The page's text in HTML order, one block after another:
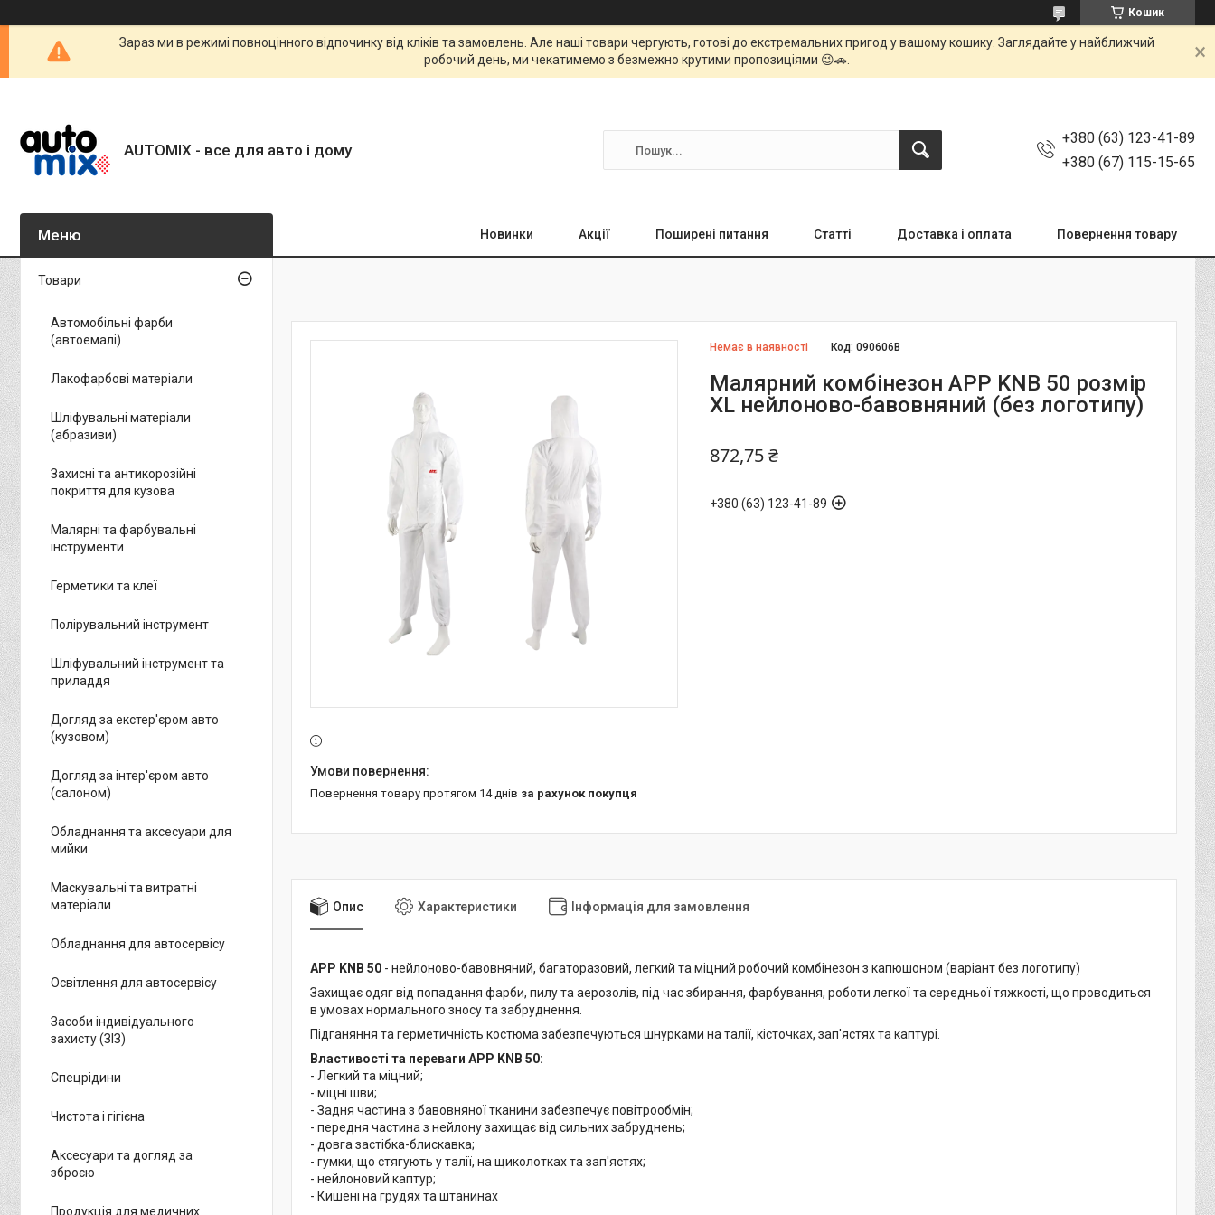
Кошик
Зараз ми в режимі повноцінного відпочинку від кліків та замовлень. Але наші товари чергують, готові до екстремальних пригод у вашому кошику. Заглядайте у найближчий
робочий день, ми чекатимемо з безмежно крутими пропозиціями 😉🚗.
AUTOMIX - все для авто і дому
+380 (63) 123-41-89
+380 (67) 115-15-65
Новинки Акції Поширені питання Статті Доставка і оплата Повернення товару
Немає в наявності Код:090606B
Малярний комбінезон APP KNB 50 розмір
XL нейлоново-бавовняний (без логотипу)
872,75 ₴
+380 (63) 123-41-89
повернення товару протягом 14 днів за рахунок покупця
Опис Характеристики Інформація для замовлення
APP KNB 50 - нейлоново-бавовняний, багаторазовий, легкий та міцний робочий комбінезон з капюшоном (варіант без логотипу)
Захищає одяг від попадання фарби, пилу та аерозолів, під час збирання, фарбування, роботи легкої та середньої тяжкості, що проводиться
в умовах нормального зносу та забруднення.
Підганяння та герметичність костюма забезпечуються шнурками на талії, кісточках, зап'ястях та каптурі.
Властивості та переваги APP KNB 50:
- Легкий та міцний;
- міцні шви;
- Задня частина з бавовняної тканини забезпечує повітрообмін;
- передня частина з нейлону захищає від сильних забруднень;
- довга застібка-блискавка;
- гумки, що стягують у талії, на щиколотках та зап'ястях;
- нейлоновий каптур;
- Кишені на грудях та штанинах
Товари
Автомобільні фарби
(автоемалі)
Лакофарбові матеріали
Шліфувальні матеріали
(абразиви)
Захисні та антикорозійні
покриття для кузова
Малярні та фарбувальні
інструменти
Герметики та клеї
Полірувальний інструмент
Шліфувальний інструмент та
приладдя
Догляд за екстер'єром авто
(кузовом)
Догляд за інтер'єром авто
(салоном)
Обладнання та аксесуари для
мийки
Маскувальні та витратні
матеріали
Обладнання для автосервісу
Освітлення для автосервісу
Засоби індивідуального
захисту (ЗІЗ)
Спецрідини
Чистота і гігієна
Аксесуари та догляд за
зброєю
Продукція для медичних